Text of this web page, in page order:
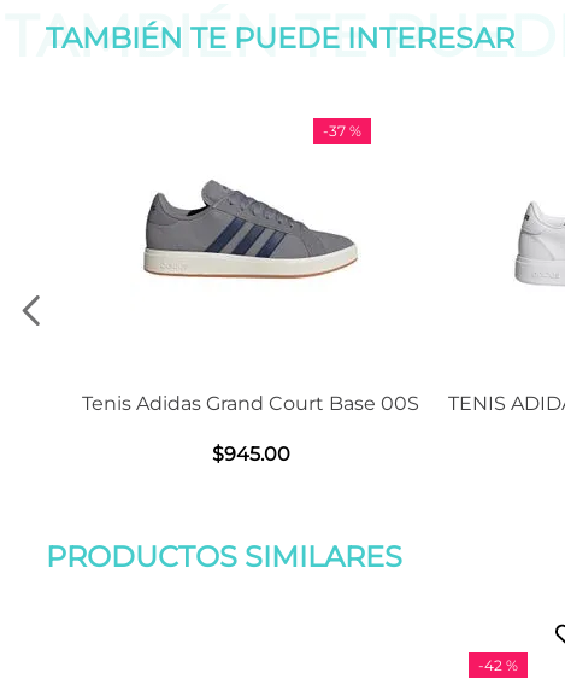
TAMBIÉN TE
TAMBIÉN TE PUEDE INTERESAR
-11 %
TENIS ADIDAS GRAND COURT BASE
Sandalia
PRODUCTOS SIMILARES
-42 %